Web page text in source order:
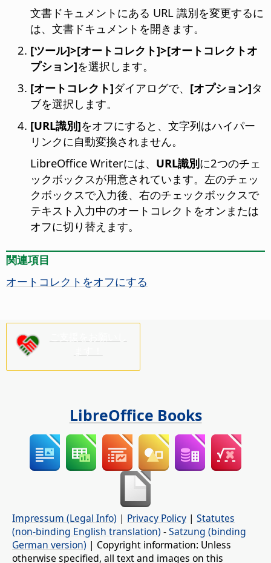
文書ドキュメントにある URL 識別を変更するに
は、文書ドキュメントを開きます。
[ツール]>[オートコレクト]>[オートコレクトオ
プション]を選択します。
[オートコレクト]ダイアログで、 [オプション]タ
ブを選択します。
[URL識別]をオフにすると、文字列はハイパー
リンクに自動変換されません。
LibreOffice Writerには、 URL識別に2つのチェ
ックボックスが用意されています。左のチェッ
クボックスで入力後、右のチェックボックスで
テキスト入力中のオートコレクトをオンまたは
オフに切り替えます。
関連項目
オートコレクトをオフにする
LibreOffice Books
Impressum (Legal Info) | Privacy Policy | Statutes
(non-binding English translation) -Satzung (binding
German version) | Copyright information: Unless
otherwise specified, all text and images on this